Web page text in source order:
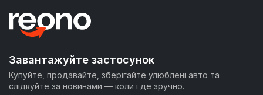
Завантажуйте застосунок
Купуйте, продавайте, зберігайте улюблені авто та
слідкуйте за новинами — коли і де зручно.